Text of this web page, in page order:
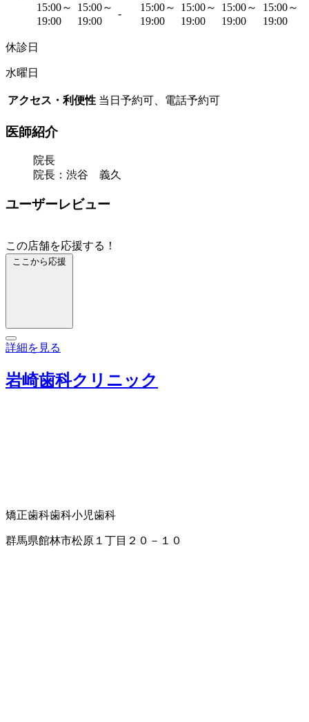
15:00～
19:00
15:00～
19:00
-
15:00～
19:00
15:00～
19:00
15:00～
19:00
15:00～
19:00
休診日
水曜日
アクセス・利便性 当日予約可、電話予約可
医師紹介
院長
院長：渋谷 義久
ユーザーレビュー
この店舗を応援する！
ここから応援
詳細を見る
岩崎歯科クリニック
矯正歯科歯科小児歯科
群馬県館林市松原１丁目２０－１０